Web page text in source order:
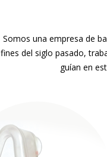
Somos una empresa de
fines del siglo pasado,
guían en